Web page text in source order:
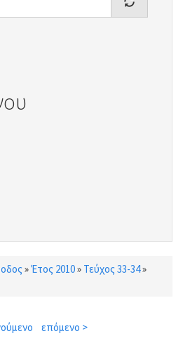
»Έτος 2010» Τεύχος 33-34»
επόμενο >